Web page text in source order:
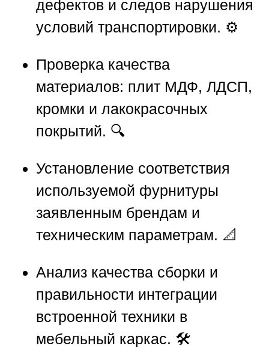
дефектов и следов нарушения
условий транспортировки. ⚙️
Проверка качества
материалов: плит МДФ, ЛДСП,
кромки и лакокрасочных
покрытий. 🔍
Установление соответствия
используемой фурнитуры
заявленным брендам и
техническим параметрам. 📐
Анализ качества сборки и
правильности интеграции
встроенной техники в
мебельный каркас. 🛠️